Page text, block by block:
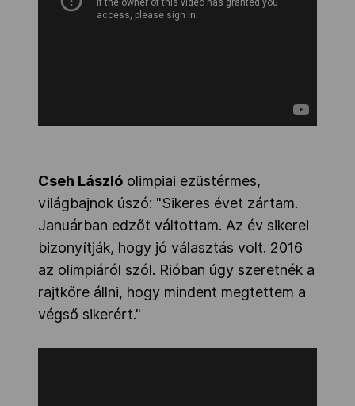
Cseh László olimpiai ezüstérmes,
világbajnok úszó: "Sikeres évet zártam.
Januárban edzőt váltottam. Az év sikerei
bizonyítják, hogy jó választás volt. 2016
az olimpiáról szól. Rióban úgy szeretnék a
rajtkőre állni, hogy mindent megtettem a
végső sikerért."